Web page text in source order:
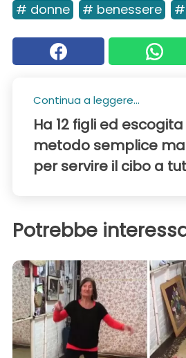
# donne # benessere
Continua a leggere...
Ha 12 figli ed
metodo semplice
per servire il cibo a
Potrebbe